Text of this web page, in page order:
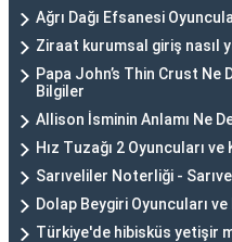
Ağrı Dağı Efsanesi
Ziraat kurumsal giriş nasıl
Papa John’s Thin Crust Ne
Bilgiler
Allison İsminin Anlamı Ne
Hız Tuzağı 2 Oyuncuları
Sarıveliler Noterliği -
Dolap Beygiri Oyuncuları
Türkiye'de hibisküs yetişir